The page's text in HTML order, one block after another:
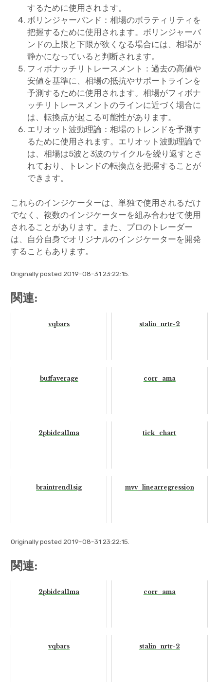
するために使用されます。
ボリンジャーバンド：相場のボラティリティを
把握するために使用されます。ボリンジャーバ
ンドの上限と下限が狭くなる場合には、相場が
静かになっていると判断されます。
フィボナッチリトレースメント：過去の高値や
安値を基準に、相場の抵抗やサポートラインを
予測するために使用されます。相場がフィボナ
ッチリトレースメントのラインに近づく場合に
は、転換点が起こる可能性があります。
エリオット波動理論：相場のトレンドを予測す
るために使用されます。エリオット波動理論で
は、相場は5波と3波のサイクルを繰り返すとさ
れており、トレンドの転換点を把握することが
できます。
これらのインジケーターは、単独で使用されるだけ
でなく、複数のインジケーターを組み合わせて使用
されることがあります。また、プロのトレーダー
は、自分自身でオリジナルのインジケーターを開発
することもあります。
Originally posted 2019-08-31 23:22:15.
関連:
vqbars stalin_nrtr-2
buffaverage corr_ama
2pbideal1ma tick_chart
braintrend1sig mvv_linearregression
Originally posted 2019-08-31 23:22:15.
関連:
2pbideal1ma corr_ama
vqbars stalin_nrtr-2